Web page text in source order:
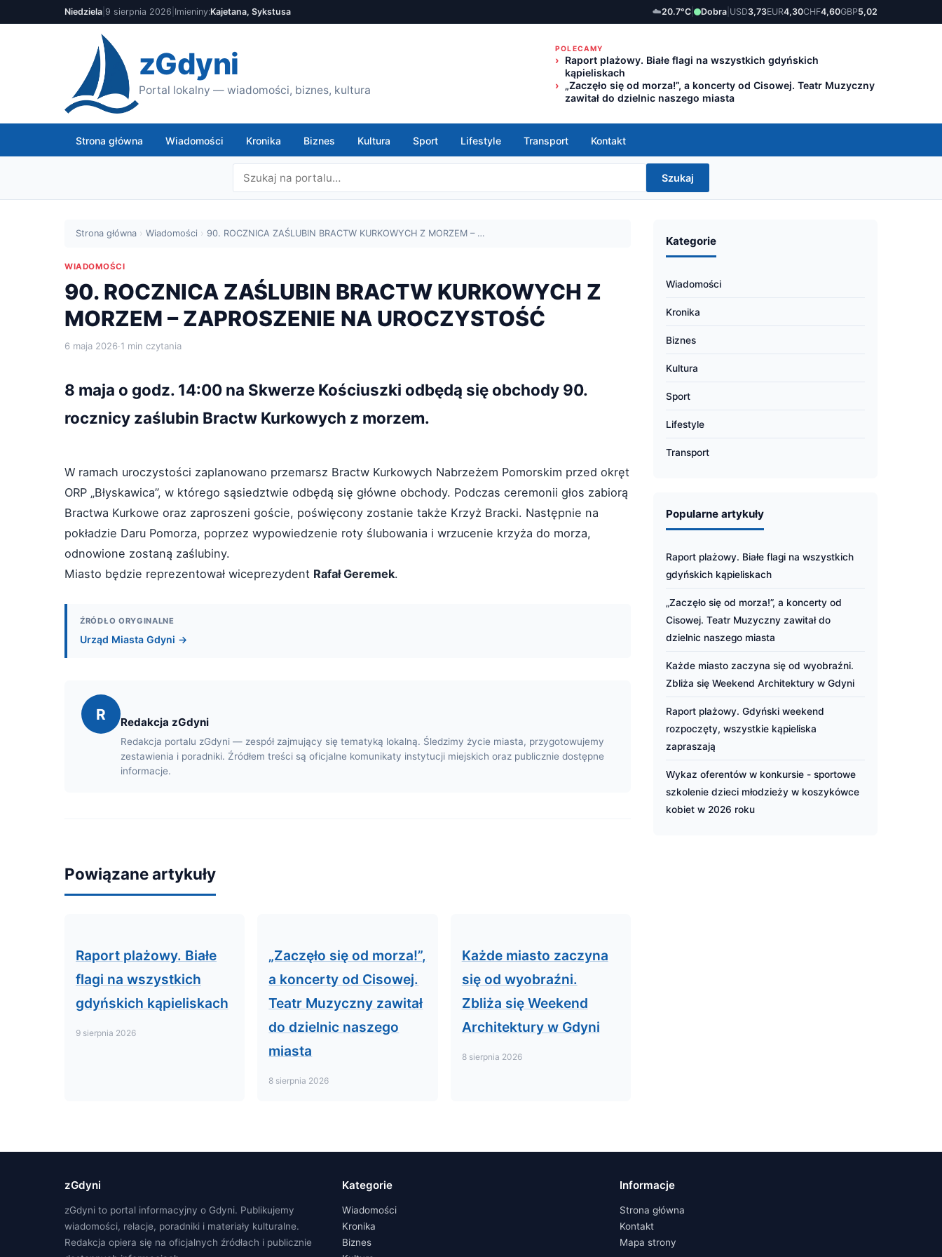
Niedziela 9 sierpnia 2026 Imieniny:Kajetana, Sykstusa ☁️20.7°C Dobra USD3,73EUR4,30CHF4,60GBP5,02
zGdyni
Portal lokalny — wiadomości, biznes, kultura
POLECAMY
Raport plażowy. Białe flagi na wszystkich gdyńskich
kąpieliskach
„Zaczęło się od morza!”, a koncerty od Cisowej. Teatr Muzyczny
zawitał do dzielnic naszego miasta
Strona główna Wiadomości Kronika Biznes Kultura Sport Lifestyle Transport Kontakt
Szukaj
Strona główna › Wiadomości › 90. ROCZNICA ZAŚLUBIN BRACTW KURKOWYCH Z MORZEM – …
WIADOMOŚCI
90. ROCZNICA ZAŚLUBIN BRACTW KURKOWYCH Z
MORZEM – ZAPROSZENIE NA UROCZYSTOŚĆ
6 maja 2026·1 min czytania
8 maja o godz. 14:00 na Skwerze Kościuszki odbędą się obchody 90.
rocznicy zaślubin Bractw Kurkowych z morzem.
W ramach uroczystości zaplanowano przemarsz Bractw Kurkowych Nabrzeżem Pomorskim przed okręt
ORP „Błyskawica”, w którego sąsiedztwie odbędą się główne obchody. Podczas ceremonii głos zabiorą
Bractwa Kurkowe oraz zaproszeni goście, poświęcony zostanie także Krzyż Bracki. Następnie na
pokładzie Daru Pomorza, poprzez wypowiedzenie roty ślubowania i wrzucenie krzyża do morza,
odnowione zostaną zaślubiny.
Miasto będzie reprezentował wiceprezydent Rafał Geremek.
ŹRÓDŁO ORYGINALNE
Urząd Miasta Gdyni →
R Redakcja zGdyni
Redakcja portalu zGdyni — zespół zajmujący się tematyką lokalną. Śledzimy życie miasta, przygotowujemy
zestawienia i poradniki. Źródłem treści są oficjalne komunikaty instytucji miejskich oraz publicznie dostępne
informacje.
Powiązane artykuły
Raport plażowy. Białe
flagi na wszystkich
gdyńskich kąpieliskach
9 sierpnia 2026
„Zaczęło się od morza!”,
a koncerty od Cisowej.
Teatr Muzyczny zawitał
do dzielnic naszego
miasta
8 sierpnia 2026
Każde miasto zaczyna
się od wyobraźni.
Zbliża się Weekend
Architektury w Gdyni
8 sierpnia 2026
Kategorie
Wiadomości
Kronika
Biznes
Kultura
Sport
Lifestyle
Transport
Popularne artykuły
Raport plażowy. Białe flagi na wszystkich
gdyńskich kąpieliskach
„Zaczęło się od morza!”, a koncerty od
Cisowej. Teatr Muzyczny zawitał do
dzielnic naszego miasta
Każde miasto zaczyna się od wyobraźni.
Zbliża się Weekend Architektury w Gdyni
Raport plażowy. Gdyński weekend
rozpoczęty, wszystkie kąpieliska
zapraszają
Wykaz oferentów w konkursie - sportowe
szkolenie dzieci młodzieży w koszykówce
kobiet w 2026 roku
zGdyni
zGdyni to portal informacyjny o Gdyni. Publikujemy
wiadomości, relacje, poradniki i materiały kulturalne.
Redakcja opiera się na oficjalnych źródłach i publicznie
Kategorie
Wiadomości
Kronika
Biznes
Informacje
Strona główna
Kontakt
Mapa strony